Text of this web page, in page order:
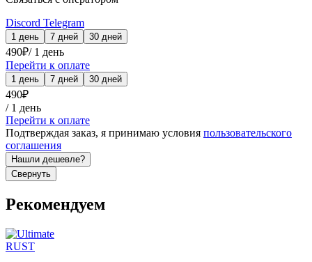
Discord Telegram
1 день 7 дней 30 дней
490₽/ 1 день
Перейти к оплате
1 день 7 дней 30 дней
490₽
/ 1 день
Перейти к оплате
Подтверждая заказ, я принимаю условия пользовательского
соглашения
Нашли дешевле?
Свернуть
Рекомендуем
RUST